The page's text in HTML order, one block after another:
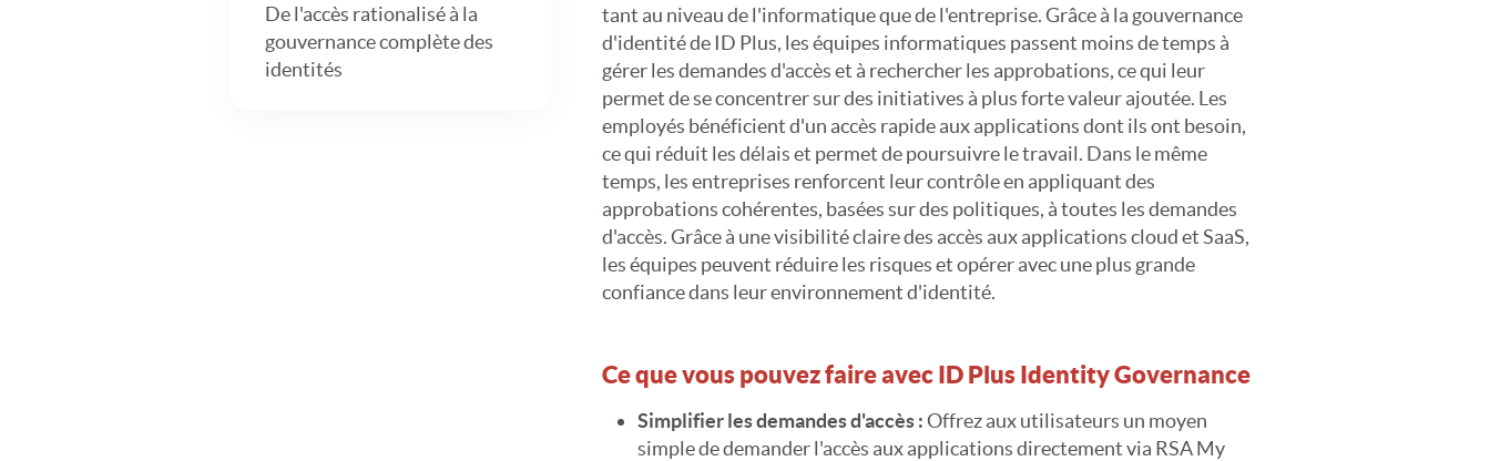
De l'accès rationalisé à la
gouvernance complète des
identités
tant au niveau de l'informatique que de l'entreprise. Grâce à la gouvernance
d'identité de ID Plus, les équipes informatiques passent moins de temps à
gérer les demandes d'accès et à rechercher les approbations, ce qui leur
permet de se concentrer sur des initiatives à plus forte valeur ajoutée. Les
employés bénéficient d'un accès rapide aux applications dont ils ont besoin,
ce qui réduit les délais et permet de poursuivre le travail. Dans le même
temps, les entreprises renforcent leur contrôle en appliquant des
approbations cohérentes, basées sur des politiques, à toutes les demandes
d'accès. Grâce à une visibilité claire des accès aux applications cloud et SaaS,
les équipes peuvent réduire les risques et opérer avec une plus grande
confiance dans leur environnement d'identité.
Ce que vous pouvez faire avec ID Plus Identity Governance
Simplifier les demandes d'accès :Offrez aux utilisateurs un moyen
simple de demander l'accès aux applications directement via RSA My